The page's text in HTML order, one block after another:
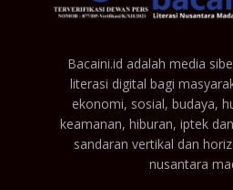
Bacaini.id adalah media
literasi digital bagi
ekonomi, sosial, budaya,
keamanan, hiburan, iptek
sandaran vertikal dan
nusantara